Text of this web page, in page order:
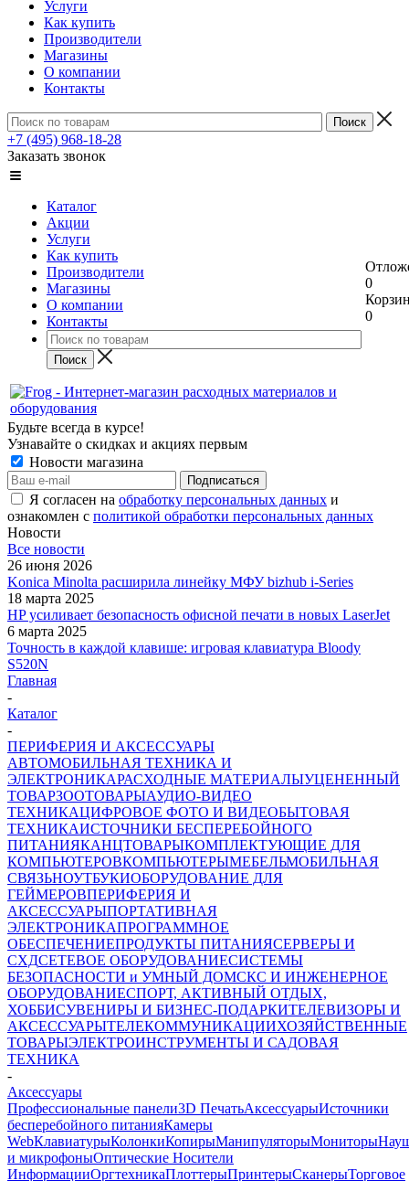
Услуги
Как купить
Производители
Магазины
О компании
Контакты
+7 (495) 968-18-28
Заказать звонок
Каталог
Акции
Услуги
Как купить
Производители
Магазины
О компании
Контакты
0
0
Будьте всегда в курсе!
Узнавайте о скидках и акциях первым
Новости магазина
Я согласен на обработку персональных данных и
ознакомлен с политикой обработки персональных данных
Новости
Все новости
26 июня 2026
Konica Minolta расширила линейку МФУ bizhub i-Series
18 марта 2025
HP усиливает безопасность офисной печати в новых LaserJet
6 марта 2025
Точность в каждой клавише: игровая клавиатура Bloody
S520N
Главная
-
Каталог
-
ПЕРИФЕРИЯ И АКСЕССУАРЫ
АВТОМОБИЛЬНАЯ ТЕХНИКА И
ЭЛЕКТРОНИКАРАСХОДНЫЕ МАТЕРИАЛЫУЦЕНЕННЫЙ
ТОВАРЗООТОВАРЫАУДИО-ВИДЕО
ТЕХНИКАЦИФРОВОЕ ФОТО И ВИДЕОБЫТОВАЯ
ТЕХНИКАИСТОЧНИКИ БЕСПЕРЕБОЙНОГО
ПИТАНИЯКАНЦТОВАРЫКОМПЛЕКТУЮЩИЕ ДЛЯ
КОМПЬЮТЕРОВКОМПЬЮТЕРЫМЕБЕЛЬМОБИЛЬНАЯ
СВЯЗЬНОУТБУКИОБОРУДОВАНИЕ ДЛЯ
ГЕЙМЕРОВПЕРИФЕРИЯ И
АКСЕССУАРЫПОРТАТИВНАЯ
ЭЛЕКТРОНИКАПРОГРАММНОЕ
ОБЕСПЕЧЕНИЕПРОДУКТЫ ПИТАНИЯСЕРВЕРЫ И
СХДСЕТЕВОЕ ОБОРУДОВАНИЕСИСТЕМЫ
БЕЗОПАСНОСТИ и УМНЫЙ ДОМСКС И ИНЖЕНЕРНОЕ
ОБОРУДОВАНИЕСПОРТ, АКТИВНЫЙ ОТДЫХ,
ХОББИСУВЕНИРЫ И БИЗНЕС-ПОДАРКИТЕЛЕВИЗОРЫ И
АКСЕССУАРЫТЕЛЕКОММУНИКАЦИИХОЗЯЙСТВЕННЫЕ
ТОВАРЫЭЛЕКТРОИНСТРУМЕНТЫ И САДОВАЯ
ТЕХНИКА
-
Аксессуары
Профессиональные панели3D ПечатьАксессуарыИсточники
бесперебойного питанияКамеры
WebКлавиатурыКолонкиКопирыМанипуляторыМониторы
и микрофоныОптические Носители
ИнформацииОргтехникаПлоттерыПринтерыСканерыТорговое